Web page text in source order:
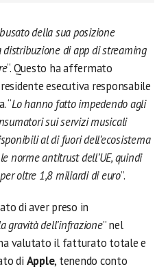
della sua posizione
di app di streaming
“. Questo ha affermato
esecutiva responsabile
“Lo hanno fatto impedendo agli
sui servizi musicali
al di fuori dell’ecosistema
norme antitrust dell’UE, quindi
oltre 1,8 miliardi di euro”.
di aver preso in
gravità dell’infrazione” nel
valutato il fatturato totale e
di Apple, tenendo conto